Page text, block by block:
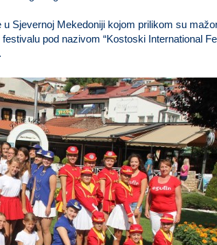
Sjevernoj Mekedoniji kojom prilikom su
pod nazivom “Kostoski International